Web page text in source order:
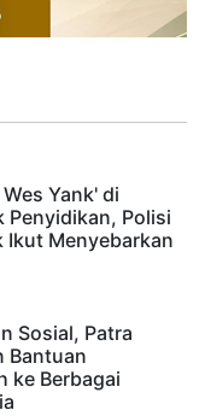
Yank' di
Penyidikan, Polisi
Ikut Menyebarkan
Sosial, Patra
Bantuan
ke Berbagai